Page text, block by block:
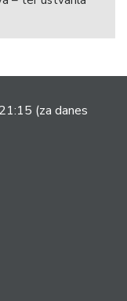
(za danes